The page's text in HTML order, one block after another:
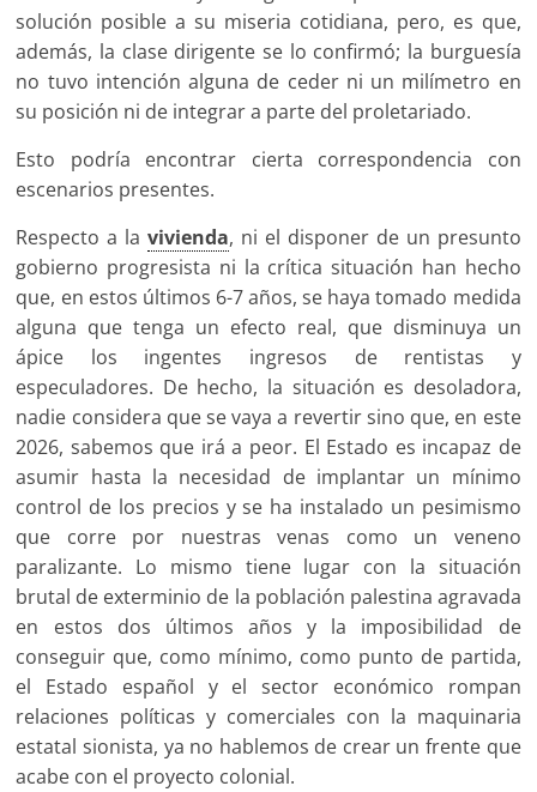
solución posible a su miseria cotidiana, pero, es que,
además, la clase dirigente se lo confirmó; la burguesía
no tuvo intención alguna de ceder ni un milímetro en
su posición ni de integrar a parte del proletariado.
Esto podría encontrar cierta correspondencia con
escenarios presentes.
Respecto a lavivienda, ni el disponer de un presunto
gobierno progresista ni la crítica situación han hecho
que, en estos últimos 6-7 años, se haya tomado medida
alguna que tenga un efecto real, que disminuya un
ápice los ingentes ingresos de rentistas y
especuladores. De hecho, la situación es desoladora,
nadie considera que se vaya a revertir sino que, en este
2026, sabemos que irá a peor. El Estado es incapaz de
asumir hasta la necesidad de implantar un mínimo
control de los precios y se ha instalado un pesimismo
que corre por nuestras venas como un veneno
paralizante. Lo mismo tiene lugar con la situación
brutal de exterminio de la población palestina agravada
en estos dos últimos años y la imposibilidad de
conseguir que, como mínimo, como punto de partida,
el Estado español y el sector económico rompan
relaciones políticas y comerciales con la maquinaria
estatal sionista, ya no hablemos de crear un frente que
acabe con el proyecto colonial.